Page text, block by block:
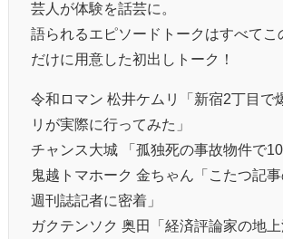
芸人が体験を話芸に。
語られるエピソードトークはすべてこ
だけに用意した初出しトーク！
令和ロマン 松井ケムリ「新宿2丁目で
リが実際に行ってみた」
チャンス大城 「孤独死の事故物件で10
鬼越トマホーク 金ちゃん「こたつ記
週刊誌記者に密着」
ガクテンソク 奥田「経済評論家の地